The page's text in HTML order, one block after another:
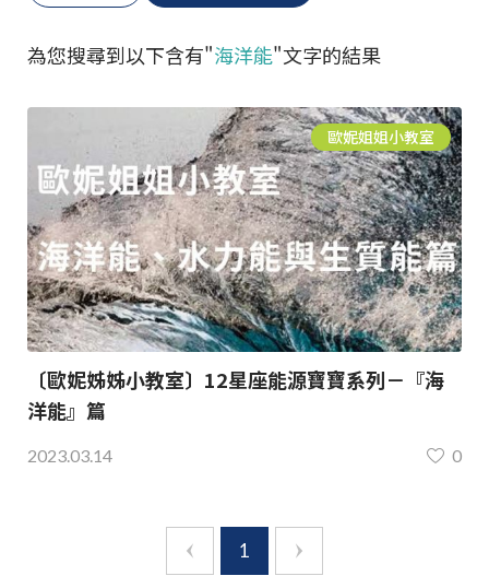
為您搜尋到以下含有"海洋能"文字的結果
歐妮姐姐小教室
〔歐妮姊姊小教室〕12星座能源寶寶系列－『海
洋能』篇
2023.03.14 0
1